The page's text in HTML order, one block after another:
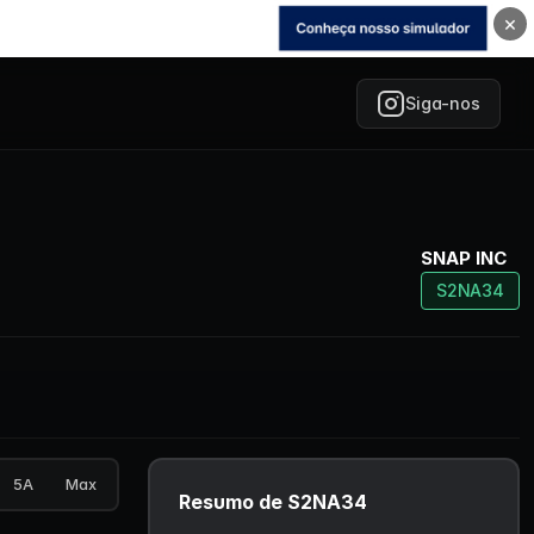
×
Siga-nos
SNAP INC
S2NA34
5A Max
Resumo de S2NA34